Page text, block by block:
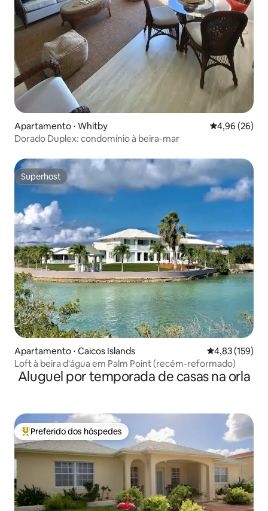
Apartamento ⋅ Whitby 4,96 de uma
4,96 (26)
Dorado Duplex: condomínio à beira-mar
Superhost
Superhost
Apartamento ⋅ Caicos Islands 4,83 de uma
4,83 (159)
Loft à beira d'água em Palm Point (recém-reformado)
Aluguel por temporada de casas na orla
Entre os melhores preferidos dos hóspedes
Preferido dos hóspedes